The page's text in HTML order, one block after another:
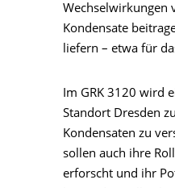
Wechselwirkungen
Kondensate
liefern – etwa für
Im GRK 3120 wird
Standort Dresden
Kondensaten zu
sollen auch ihre
erforscht und ihr